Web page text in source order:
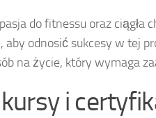
do fitnessu oraz
aby odnosić sukcesy w tej
na życie, który wymaga
kursy i